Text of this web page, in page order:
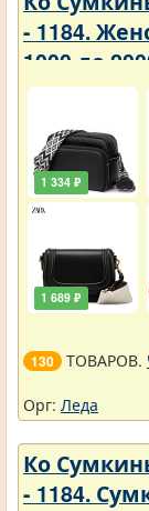
- 1184.
1000 до
1 334 ₽
1 689 ₽
130 ТОВАРОВ.
Орг: Леда
Ко
- 1184.